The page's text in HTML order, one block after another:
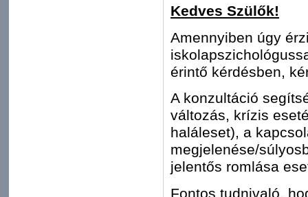
Kedves Szülők!
Amennyiben úgy
érintő kérdésben,
A konzultáció
változás, krízis
haláleset), a
megjelenése/
jelentős romlása
Fontos tudnivaló,